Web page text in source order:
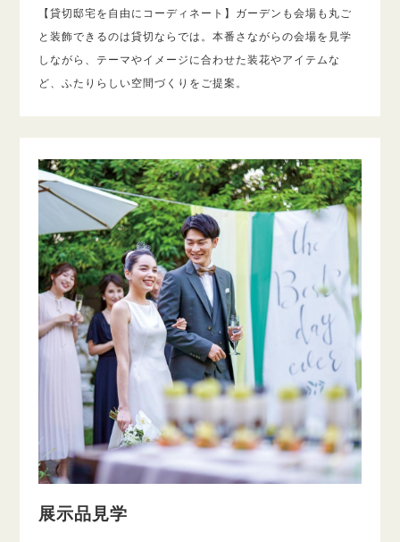
【貸切邸宅を自由にコーディネート】ガーデンも会場も丸ご
と装飾できるのは貸切ならでは。本番さながらの会場を見学
しながら、テーマやイメージに合わせた装花やアイテムな
ど、ふたりらしい空間づくりをご提案。
展示品見学